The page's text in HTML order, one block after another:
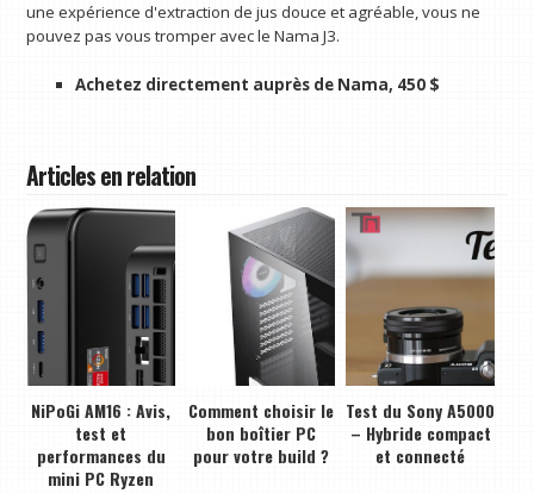
une expérience d'extraction de jus douce et agréable, vous ne
pouvez pas vous tromper avec le Nama J3.
Achetez directement auprès de Nama, 450 $
Articles en relation
NiPoGi AM16 : Avis,
test et
performances du
mini PC Ryzen
Comment choisir le
bon boîtier PC
pour votre build ?
Test du Sony A5000
– Hybride compact
et connecté